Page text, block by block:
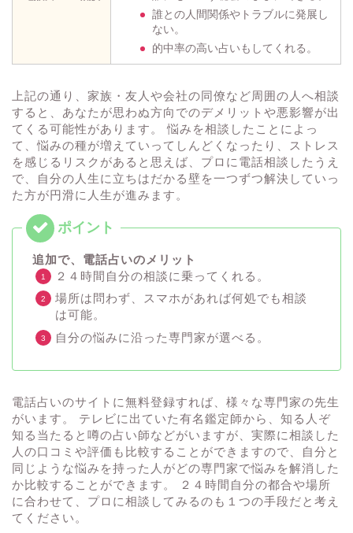
誰との人間関係やトラブルに発展し
ない。
的中率の高い占いもしてくれる。
上記の通り、家族・友人や会社の同僚など周囲の人へ相談
すると、あなたが思わぬ方向でのデメリットや悪影響が出
てくる可能性があります。 悩みを相談したことによっ
て、悩みの種が増えていってしんどくなったり、ストレス
を感じるリスクがあると思えば、プロに電話相談したうえ
で、自分の人生に立ちはだかる壁を一つずつ解決していっ
た方が円滑に人生が進みます。
追加で、電話占いのメリット
２４時間自分の相談に乗ってくれる。
場所は問わず、スマホがあれば何処でも相談
は可能。
自分の悩みに沿った専門家が選べる。
電話占いのサイトに無料登録すれば、様々な専門家の先生
がいます。 テレビに出ていた有名鑑定師から、知る人ぞ
知る当たると噂の占い師などがいますが、実際に相談した
人の口コミや評価も比較することができますので、自分と
同じような悩みを持った人がどの専門家で悩みを解消した
か比較することができます。 ２４時間自分の都合や場所
に合わせて、プロに相談してみるのも１つの手段だと考え
てください。